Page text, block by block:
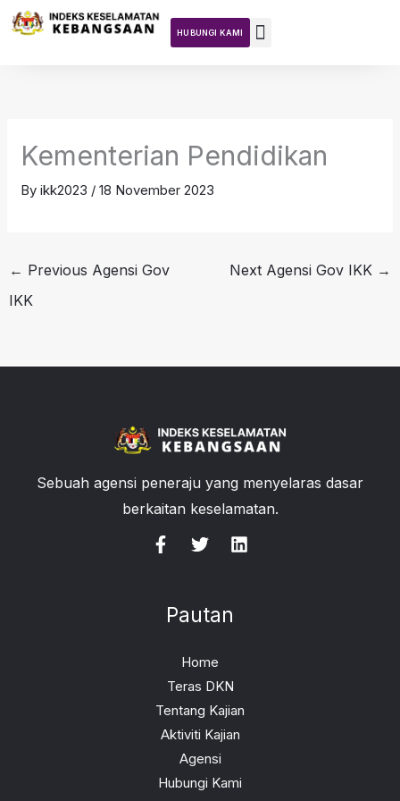
Skip
HUBUNGI KAMI
Kementerian Pendidikan
Byikk2023 /18 November 2023
← Previous Agensi Gov
IKK
Next Agensi Gov IKK →
Sebuah agensi peneraju yang menyelaras dasar
berkaitan keselamatan.
Pautan
Home
Teras DKN
Tentang Kajian
Aktiviti Kajian
Agensi
Hubungi Kami